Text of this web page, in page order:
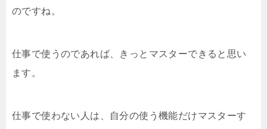
のですね。
仕事で使うのであれば、きっとマスターできると思い
ます。
仕事で使わない人は、自分の使う機能だけマスターす